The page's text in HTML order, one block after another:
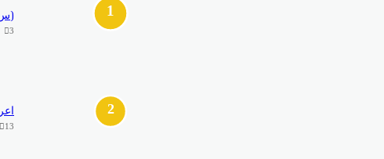
3 أغسطس، 2021
13 مارس، 2023